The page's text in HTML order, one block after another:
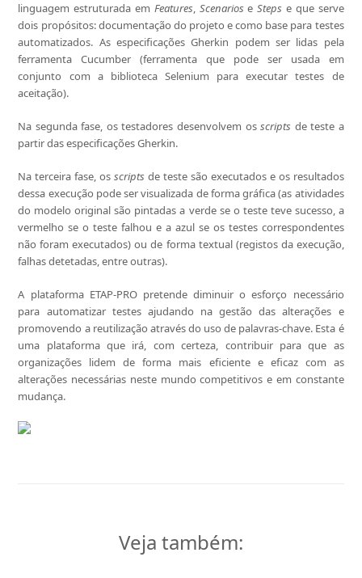
linguagem estruturada em Features, ScenarioseSteps e que serve
dois propósitos: documentação do projeto e como base para testes
automatizados. As especificações Gherkin podem ser lidas pela
ferramenta Cucumber (ferramenta que pode ser usada em
conjunto com a biblioteca Selenium para executar testes de
aceitação).
Na segunda fase, os testadores desenvolvem osscripts de teste a
partir das especificações Gherkin.
Na terceira fase, osscripts de teste são executados e os resultados
dessa execução pode ser visualizada de forma gráfica (as atividades
do modelo original são pintadas a verde se o teste teve sucesso, a
vermelho se o teste falhou e a azul se os testes correspondentes
não foram executados) ou de forma textual (registos da execução,
falhas detetadas, entre outras).
A plataforma ETAP-PRO pretende diminuir o esforço necessário
para automatizar testes ajudando na gestão das alterações e
promovendo a reutilização através do uso de palavras-chave. Esta é
uma plataforma que irá, com certeza, contribuir para que as
organizações lidem de forma mais eficiente e eficaz com as
alterações necessárias neste mundo competitivos e em constante
mudança.
Veja também: